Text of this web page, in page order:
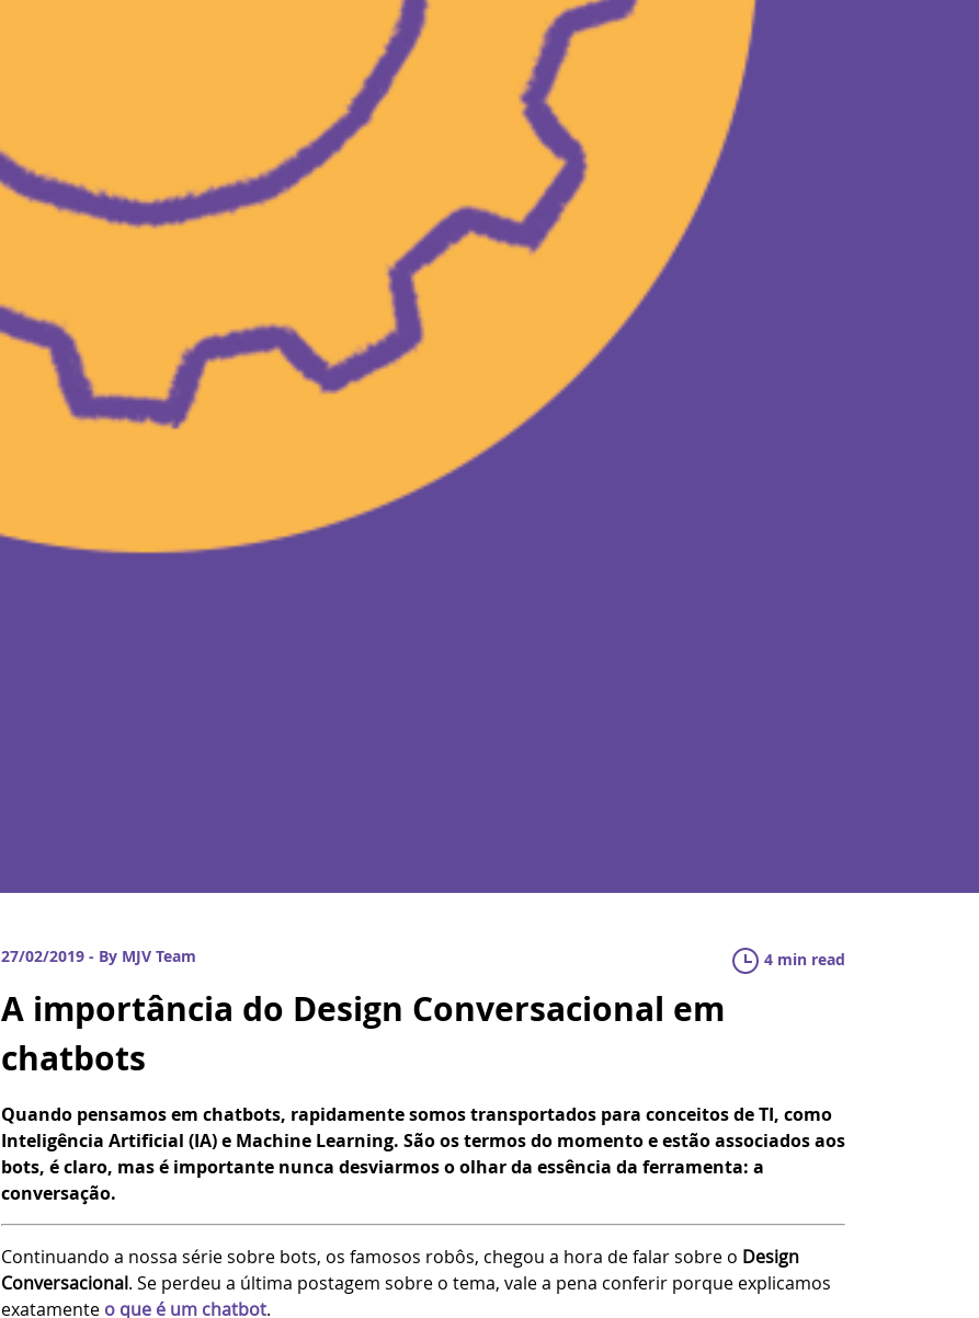
27/02/2019 - By MJV Team 4 min read
A importância do Design Conversacional em
chatbots
Quando pensamos em chatbots, rapidamente somos transportados para conceitos de TI, como
Inteligência Artificial (IA) e Machine Learning. São os termos do momento e estão associados aos
bots, é claro, mas é importante nunca desviarmos o olhar da essência da ferramenta: a
conversação.
Continuando a nossa série sobre bots, os famosos robôs, chegou a hora de falar sobre o Design
Conversacional. Se perdeu a última postagem sobre o tema, vale a pena conferir porque explicamos
exatamente o que é um chatbot.